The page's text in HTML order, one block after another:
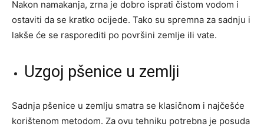
Nakon namakanja, zrna je dobro isprati čistom vodom i
ostaviti da se kratko ocijede. Tako su spremna za sadnju i
lakše će se rasporediti po površini zemlje ili vate.
Uzgoj pšenice u zemlji
Sadnja pšenice u zemlju smatra se klasičnom i najčešće
korištenom metodom. Za ovu tehniku potrebna je posuda